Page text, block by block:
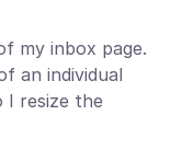
my inbox page.
an individual
I resize the